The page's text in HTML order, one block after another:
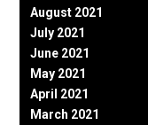
August 2021
July 2021
June 2021
May 2021
April 2021
March 2021